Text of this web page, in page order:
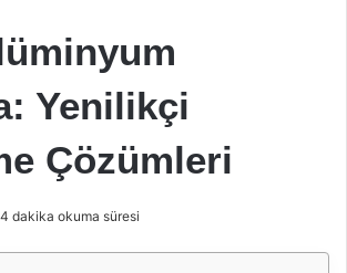
Yenilikçi
Çözümleri
4 dakika okuma süresi